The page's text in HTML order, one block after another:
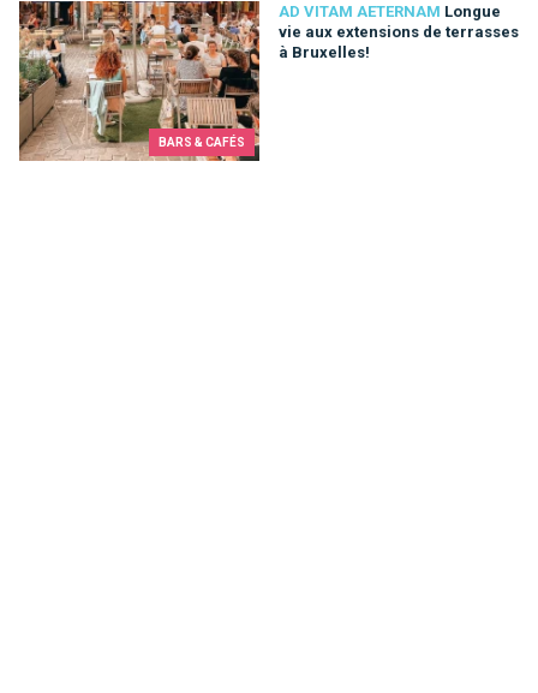
BARS & CAFÉS
AD VITAM AETERNAM Longue
vie aux extensions de terrasses
à Bruxelles!
Longue vie aux extensions de terrasses à Bruxelles!